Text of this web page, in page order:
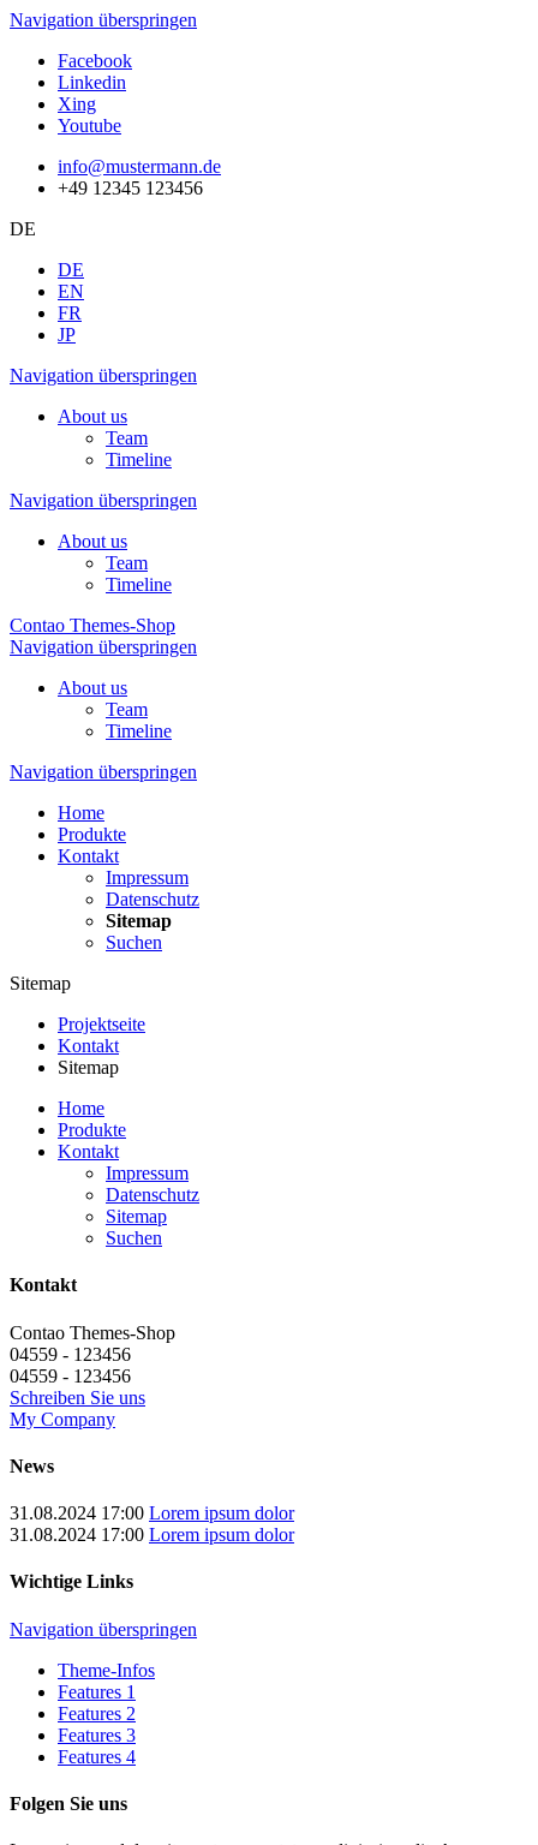
Navigation überspringen
Facebook
Linkedin
Xing
Youtube
info@mustermann.de
+49 12345 123456
DE
DE
EN
FR
JP
Navigation überspringen
About us
Team
Timeline
Navigation überspringen
About us
Team
Timeline
Contao Themes-Shop
Navigation überspringen
About us
Team
Timeline
Navigation überspringen
Home
Produkte
Kontakt
Impressum
Datenschutz
Sitemap
Suchen
Sitemap
Projektseite
Kontakt
Sitemap
Home
Produkte
Kontakt
Impressum
Datenschutz
Sitemap
Suchen
Kontakt
Contao Themes-Shop
04559 - 123456
04559 - 123456
Schreiben Sie uns
My Company
News
31.08.2024 17:00 Lorem ipsum dolor
31.08.2024 17:00 Lorem ipsum dolor
Wichtige Links
Navigation überspringen
Theme-Infos
Features 1
Features 2
Features 3
Features 4
Folgen Sie uns